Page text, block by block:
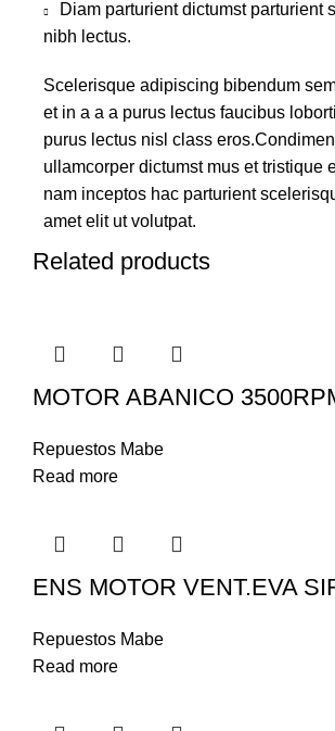
Diam parturient dictumst parturient
nibh lectus.
Scelerisque adipiscing bibendum
et in a a a purus lectus faucibus
purus lectus nisl class
ullamcorper dictumst mus et tristique
nam inceptos hac parturient
amet elit ut volutpat.
Related products
MOTOR ABANICO
Repuestos Mabe
Read more
ENS MOTOR VENT.EVA
Repuestos Mabe
Read more